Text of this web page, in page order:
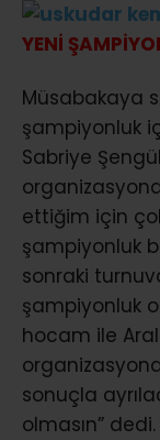
YENİ
Müsabakaya
şampiyonluk
Sabriye
ettiğim için
şampiyonluk
sonraki
şampiyonluk
hocam ile
sonuçla
olmasın” dedi.